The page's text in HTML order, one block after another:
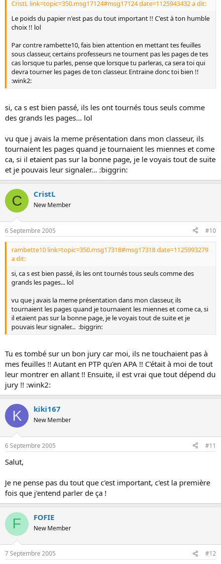
CristL link=topic=350.msg17124#msg17124 date=1125943432 a dit:
Le poids du papier n'est pas du tout important !! C'est à ton humble
choix !! lol
Par contre rambette10, fais bien attention en mettant tes feuilles
sous classeur, certains professeurs ne tournent pas les pages de tes
cas lorsque tu parles, pense que lorsque tu parleras, ca sera toi qui
devra tourner les pages de ton classeur. Entraine donc toi bien !!
:wink2:
si, ca s est bien passé, ils les ont tournés tous seuls comme
des grands les pages... lol
vu que j avais la meme présentation dans mon classeur, ils
tournaient les pages quand je tournaient les miennes et come
ca, si il etaient pas sur la bonne page, je le voyais tout de suite
et je pouvais leur signaler... :biggrin:
C CristL
New Member
6 Septembre 2005 #10
rambette10 link=topic=350.msg17318#msg17318 date=1125993279
a dit:
si, ca s est bien passé, ils les ont tournés tous seuls comme des
grands les pages... lol
vu que j avais la meme présentation dans mon classeur, ils
tournaient les pages quand je tournaient les miennes et come ca, si
il etaient pas sur la bonne page, je le voyais tout de suite et je
pouvais leur signaler... :biggrin:
Tu es tombé sur un bon jury car moi, ils ne touchaient pas à
mes feuilles !! Autant en PTP qu'en APA !! C'était à moi de tout
leur montrer en allant !! Ensuite, il est vrai que tout dépend du
jury !! :wink2:
K kiki167
New Member
6 Septembre 2005 #11
Salut,
Je ne pense pas du tout que c'est important, c'est la première
fois que j'entend parler de ça !
F FOFIE
New Member
7 Septembre 2005 #12